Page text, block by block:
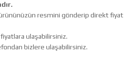
resmini gönderip direkt fiyat
ulaşabilirsiniz.
bizlere ulaşabilirsiniz.